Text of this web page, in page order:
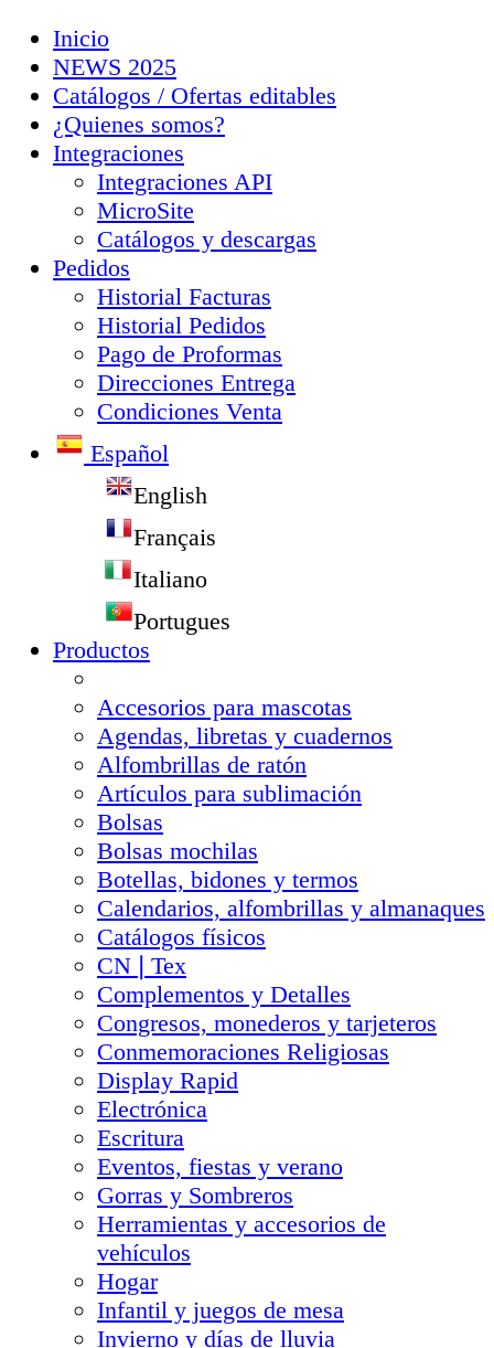
Inicio
NEWS 2025
Catálogos / Ofertas editables
¿Quienes somos?
Integraciones
Integraciones API
MicroSite
Catálogos y descargas
Pedidos
Historial Facturas
Historial Pedidos
Pago de Proformas
Direcciones Entrega
Condiciones Venta
Español
English
Français
Italiano
Portugues
Productos
Accesorios para mascotas
Agendas, libretas y cuadernos
Alfombrillas de ratón
Artículos para sublimación
Bolsas
Bolsas mochilas
Botellas, bidones y termos
Calendarios, alfombrillas y almanaques
Catálogos físicos
CN❘Tex
Complementos y Detalles
Congresos, monederos y tarjeteros
Conmemoraciones Religiosas
Display Rapid
Electrónica
Escritura
Eventos, fiestas y verano
Gorras y Sombreros
Herramientas y accesorios de
vehículos
Hogar
Infantil y juegos de mesa
Invierno y días de lluvia